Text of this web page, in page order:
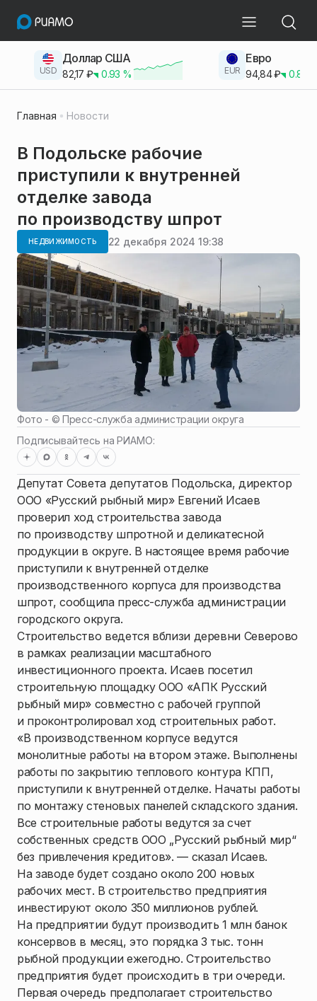
USD
Доллар США
82,17 ₽ 0.93 % EUR
Евро
94,84₽ 0.83
Главная Новости
В Подольске рабочие
приступили к внутренней
отделке завода
по производству шпрот
НЕДВИЖИМОСТЬ 22 декабря 2024 19:38
Фото - ©Пресс-служба администрации округа
Подписывайтесь на РИАМО:
Депутат Совета депутатов Подольска, директор
ООО «Русский рыбный мир» Евгений Исаев
проверил ход строительства завода
по производству шпротной и деликатесной
продукции в округе. В настоящее время рабочие
приступили к внутренней отделке
производственного корпуса для производства
шпрот, сообщила пресс-служба администрации
городского округа.
Строительство ведется вблизи деревни Северово
в рамках реализации масштабного
инвестиционного проекта. Исаев посетил
строительную площадку ООО «АПК Русский
рыбный мир» совместно с рабочей группой
и проконтролировал ход строительных работ.
«В производственном корпусе ведутся
монолитные работы на втором этаже. Выполнены
работы по закрытию теплового контура КПП,
приступили к внутренней отделке. Начаты работы
по монтажу стеновых панелей складского здания.
Все строительные работы ведутся за счет
собственных средств ООО „Русский рыбный мир“
без привлечения кредитов». — сказал Исаев.
На заводе будет создано около 200 новых
рабочих мест. В строительство предприятия
инвестируют около 350 миллионов рублей.
На предприятии будут производить 1 млн банок
консервов в месяц, это порядка 3 тыс. тонн
рыбной продукции ежегодно. Строительство
предприятия будет происходить в три очереди.
Первая очередь предполагает строительство